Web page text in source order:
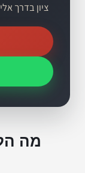
ציון בדרך
מה